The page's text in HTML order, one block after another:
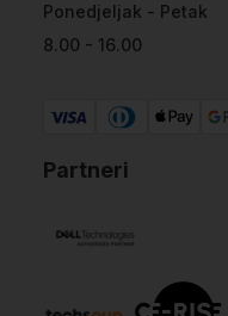
Ponedjeljak - Petak
8.00 - 16.00
Partneri